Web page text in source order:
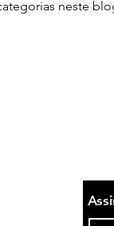
neste